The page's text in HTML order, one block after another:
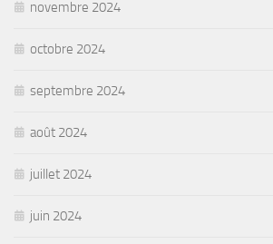
novembre 2024
octobre 2024
septembre 2024
août 2024
juillet 2024
juin 2024